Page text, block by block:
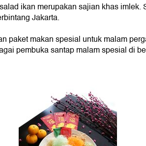
ikan merupakan sajian khas imlek.
Jakarta.
paket makan spesial untuk malam
pembuka santap malam spesial di